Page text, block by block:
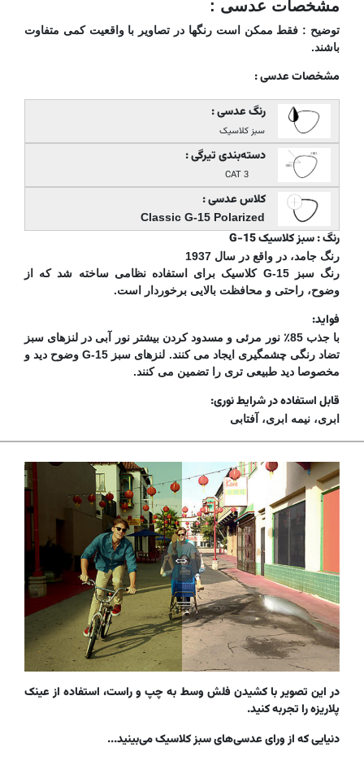
مشخصات عدسی :
توضیح : فقط ممکن است رنگها در تصاویر با واقعیت کمی متفاوت
باشند.
مشخصات عدسی :
رنگ عدسی :
سبز کلاسیک
دسته‌بندی تیرگی :
CAT 3
کلاس عدسی :
Classic G-15 Polarized
رنگ : سبز کلاسیک G-15
رنگ جامد، در واقع در سال 1937
رنگ سبز G-15 کلاسیک برای استفاده نظامی ساخته شد که از
وضوح، راحتی و محافظت بالایی برخوردار است.
فواید:
با جذب 85٪ نور مرئی و مسدود کردن بیشتر نور آبی در لنزهای سبز
تضاد رنگی چشمگیری ایجاد می کنند. لنزهای سبز G-15 وضوح دید و
مخصوصا دید طبیعی تری را تضمین می کنند.
قابل استفاده در شرایط نوری:
ابری، نیمه ابری، آفتابی
در این تصویر با کشیدن فلش وسط به چپ و راست، استفاده از عینک
پلاریزه را تجربه کنید.
دنیایی که از ورای عدسی‌های سبز کلاسیک می‌بینید...